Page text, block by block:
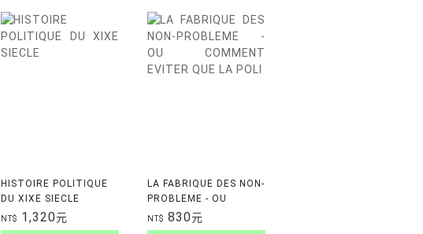
HISTOIRE POLITIQUE
DU XIXE SIECLE
NT$ 1,320元
LA FABRIQUE DES NON-
PROBLEME - OU
COMMENT EVITER
QUE LA POLI
NT$ 830元